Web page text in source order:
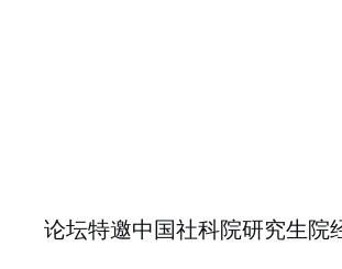
论坛特邀中国社科院研究生院